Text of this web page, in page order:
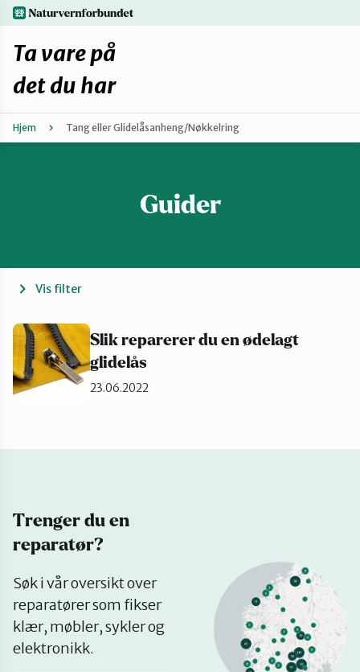
Hopp
til
hovedinnhold
Forbehold
Hvorfor reparere?
Katalog
Retten til reparasjon
naturvernforbundet.no
Ta vare på
det du har
Hjem Tang eller Glidelåsanheng/Nøkkelring
Guider
Vis filter
Slik reparerer du en ødelagt
glidelås
23.06.2022
Trenger du en
reparatør?
Søk i vår oversikt over
reparatører som fikser
klær, møbler, sykler og
elektronikk.
på
kart